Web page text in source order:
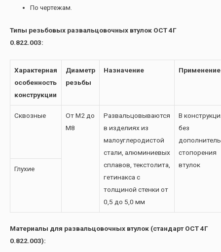
По чертежам.
Типы резьбовых развальцовочных втулок ОСТ 4Г
0.822.003:
Характерная
особенность
конструкции
Диаметр
резьбы
Назначение Применение
Сквозные
От М2 до
М8
Развальцовываются
в изделиях из
малоуглеродистой
стали, алюминиевых
сплавов, текстолита,
гетинакса с
толщиной стенки от
0,5 до 5,0 мм
В
без
стопорения
втулок
Глухие
Материалы для развальцовочных втулок (стандарт ОСТ 4Г
0.822.003):